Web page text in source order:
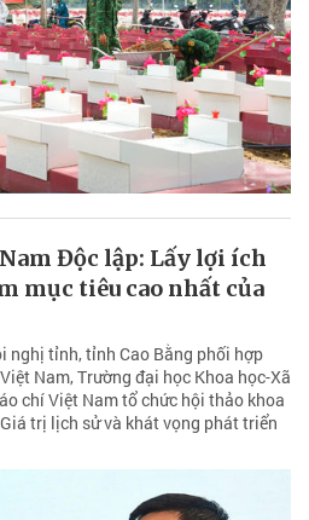
Độc lập: Lấy lợi ích
mục tiêu cao nhất của
nghị tỉnh, tỉnh Cao Bằng phối hợp
Nam, Trường đại học Khoa học-Xã
chí Việt Nam tổ chức hội thảo khoa
trị lịch sử và khát vọng phát triển